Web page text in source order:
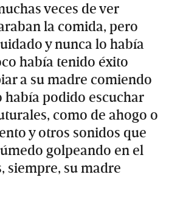
veces de ver
la comida, pero
y nunca lo había
había tenido éxito
a su madre comiendo
había podido escuchar
como de ahogo o
y otros sonidos que
golpeando en el
siempre, su madre